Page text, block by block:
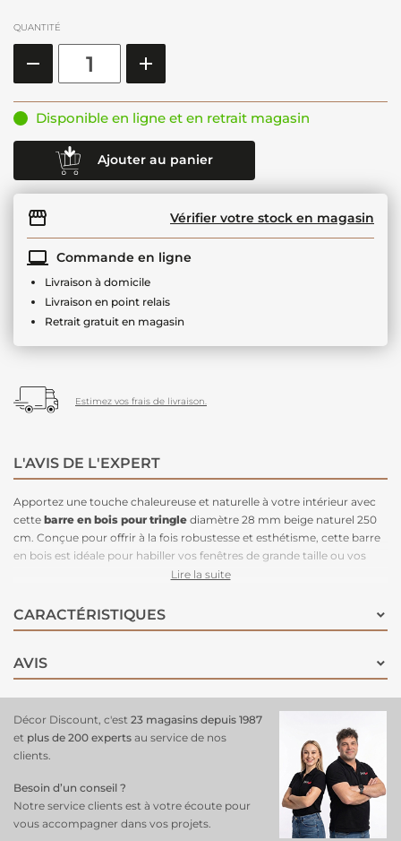
QUANTITÉ
Disponible en ligne et en retrait magasin
Ajouter au panier
Vérifier votre stock en magasin
Commande en ligne
Livraison à domicile
Livraison en point relais
Retrait gratuit en magasin
Estimez vos frais de livraison.
L'AVIS DE L'EXPERT
Apportez une touche chaleureuse et naturelle à votre intérieur avec
cette barre en bois pour tringle diamètre 28 mm beige naturel 250
cm. Conçue pour offrir à la fois robustesse et esthétisme, cette barre
en bois est idéale pour habiller vos fenêtres de grande taille ou vos
baies vitrées. Son diamètre de 28 mm est compatible avec de
installation stable et sécurisée. La teinte beige naturel apporte une
ambiance douce et apaisante, s'intégrant parfaitement dans tous les
classiques. Avec ses 250 cm de longueur, cette barre en bois est
parfaite pour les grandes ouvertures, alliant à la fois fonctionnalité et
raffinement pour sublimer votre espace tout en apportant une
atmosphère chaleureuse et naturelle.
Lire la suite
CARACTÉRISTIQUES
AVIS
Décor Discount, c'est 23 magasins depuis 1987
et plus de 200 experts au service de nos
clients.
Besoin d’un conseil ?
Notre service clients est à votre écoute pour
vous accompagner dans vos projets.